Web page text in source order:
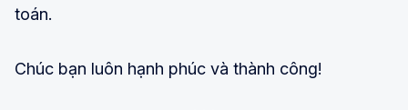
toán.
Chúc bạn luôn hạnh phúc và thành công!